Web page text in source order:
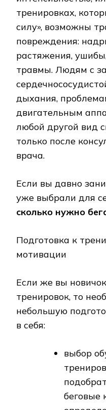
тренировках,
силу», возможны
повреждения:
растяжения,
травмы. Людям с
дыхания,
двигательным
любой другой вид
только после
врача.
Если вы давно
уже выбрали для
сколько нужно
Подготовка к
мотивации
Если же вы
тренировок, то
небольшую
в себя:
выбор
беговые